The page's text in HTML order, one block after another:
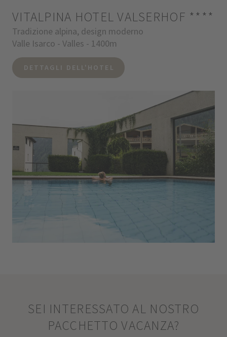
VITALPINA HOTEL VALSERHOF ****
Tradizione alpina, design moderno
Valle Isarco - Valles - 1400m
DETTAGLI DELL'HOTEL
SEI INTERESSATO AL NOSTRO
PACCHETTO VACANZA?